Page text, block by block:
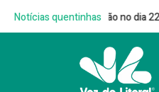
Notícias quentinhas
Multivacinação no dia 22 de agosto